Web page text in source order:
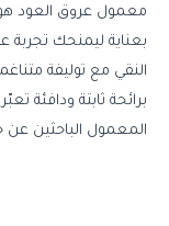
معمول عروق العود
بعناية ليمنحك تجربة
النقي مع توليفة
برائحة ثابتة ودافئة
المعمول الباحثين عن